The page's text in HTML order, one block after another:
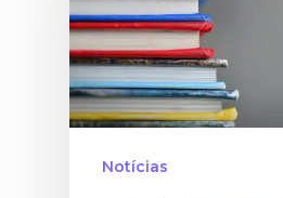
Notícias